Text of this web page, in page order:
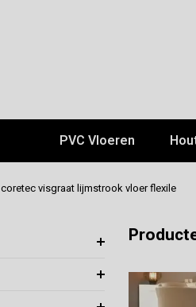
PVC Vloeren
coretec visgraat lijmstrook vloer flexile